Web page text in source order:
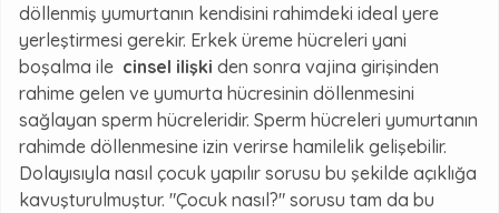
döllenmiş yumurtanın kendisini rahimdeki ideal yere
yerleştirmesi gerekir. Erkek üreme hücreleri yani
boşalma ile cinsel ilişki den sonra vajina girişinden
rahime gelen ve yumurta hücresinin döllenmesini
sağlayan sperm hücreleridir. Sperm hücreleri yumurtanın
rahimde döllenmesine izin verirse hamilelik gelişebilir.
Dolayısıyla nasıl çocuk yapılır sorusu bu şekilde açıklığa
kavuşturulmuştur. "Çocuk nasıl?" sorusu tam da bu